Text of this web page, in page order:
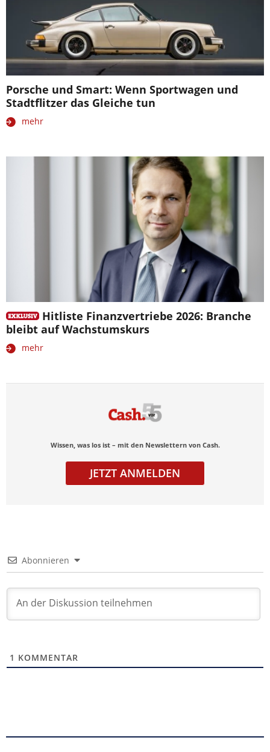
Porsche und Smart: Wenn Sportwagen und
Stadtflitzer das Gleiche tun
mehr
Hitliste Finanzvertriebe 2026: Branche
bleibt auf Wachstumskurs
mehr
Wissen, was los ist – mit den Newslettern von Cash.
JETZT ANMELDEN
Abonnieren
1 KOMMENTAR